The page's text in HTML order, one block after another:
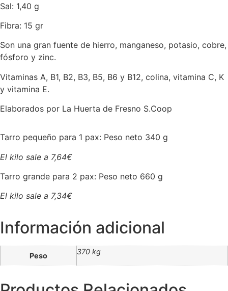
Sal: 1,40 g
Fibra: 15 gr
Son una gran fuente de hierro, manganeso, potasio, cobre,
fósforo y zinc.
Vitaminas A, B1, B2, B3, B5, B6 y B12, colina, vitamina C, K
y vitamina E.
Elaborados por La Huerta de Fresno S.Coop
Tarro pequeño para 1 pax: Peso neto 340 g
El kilo sale a 7,64€
Tarro grande para 2 pax: Peso neto 660 g
El kilo sale a 7,34€
Información adicional
Peso 370 kg